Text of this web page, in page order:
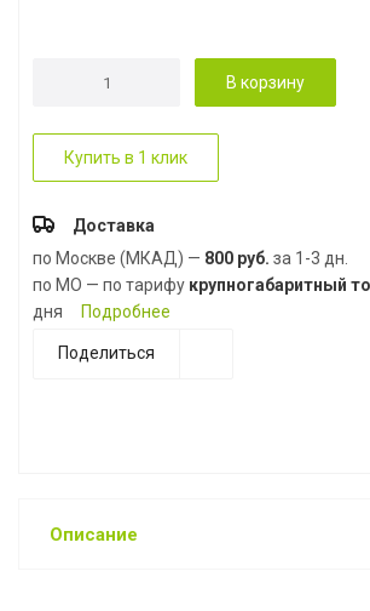
В корзину
Купить в 1 клик
Доставка
по Москве (МКАД) — 800 руб. за 1-3 дн.
по МО — по тарифу крупногабаритный
дня
Подробнее
Поделиться
Описание